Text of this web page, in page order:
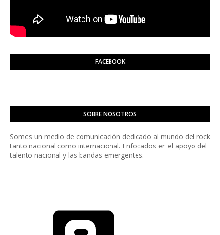
FACEBOOK
SOBRE NOSOTROS
Somos un medio de comunicación dedicado al mundo del rock
tanto nacional como internacional. Enfocados en el apoyo del
talento nacional y las bandas emergentes.